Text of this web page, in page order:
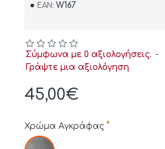
EAN: W167
Σύμφωνα με 0 αξιολογήσεις. -
Γράψτε μια αξιολόγηση
45,00€
Χρώμα Αγκράφας